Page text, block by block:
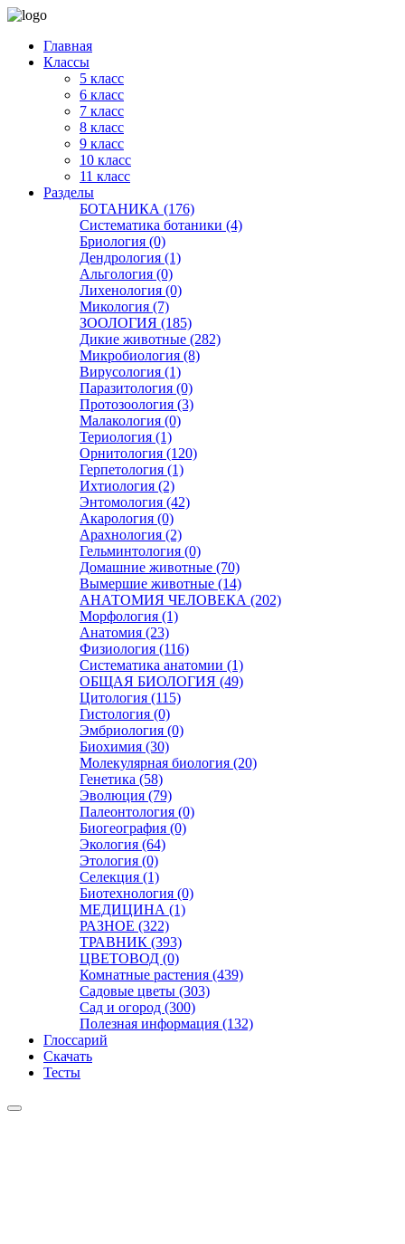
Главная
Классы
5 класс
6 класс
7 класс
8 класс
9 класс
10 класс
11 класс
Разделы
БОТАНИКА (176)
Систематика ботаники (4)
Бриология (0)
Дендрология (1)
Альгология (0)
Лихенология (0)
Микология (7)
ЗООЛОГИЯ (185)
Дикие животные (282)
Микробиология (8)
Вирусология (1)
Паразитология (0)
Протозоология (3)
Малакология (0)
Териология (1)
Орнитология (120)
Герпетология (1)
Ихтиология (2)
Энтомология (42)
Акарология (0)
Арахнология (2)
Гельминтология (0)
Домашние животные (70)
Вымершие животные (14)
АНАТОМИЯ ЧЕЛОВЕКА (202)
Морфология (1)
Анатомия (23)
Физиология (116)
Систематика анатомии (1)
ОБЩАЯ БИОЛОГИЯ (49)
Цитология (115)
Гистология (0)
Эмбриология (0)
Биохимия (30)
Молекулярная биология (20)
Генетика (58)
Эволюция (79)
Палеонтология (0)
Биогеография (0)
Экология (64)
Этология (0)
Селекция (1)
Биотехнология (0)
МЕДИЦИНА (1)
РАЗНОЕ (322)
ТРАВНИК (393)
ЦВЕТОВОД (0)
Комнатные растения (439)
Садовые цветы (303)
Сад и огород (300)
Полезная информация (132)
Глоссарий
Скачать
Тесты